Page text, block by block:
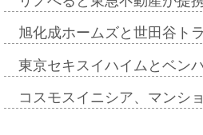
旭化成ホームズと世田谷ト
東京セキスイハイムとベン
コスモスイニシア、マンシ